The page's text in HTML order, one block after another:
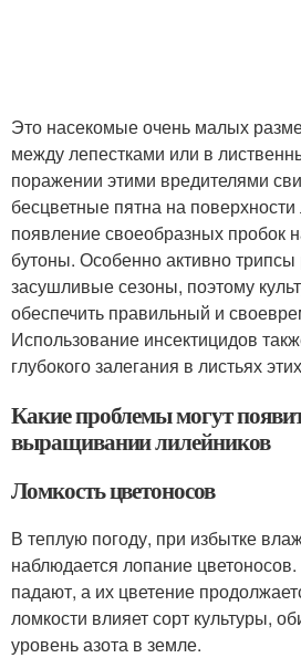
Это насекомые очень малых
между лепестками или в
поражении этими вредителями
бесцветные пятна на
появление своеобразных пробок
бутоны. Особенно активно
засушливые сезоны, поэтому
обеспечить правильный и
Использование инсектицидов
глубокого залегания в листьях
Какие проблемы могут
выращивании лилейников
Ломкость цветоносов
В теплую погоду, при избытке
наблюдается лопание
падают, а их цветение
ломкости влияет сорт культуры,
уровень азота в земле.